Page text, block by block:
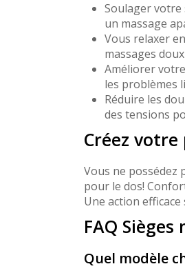
Soulager votre
un massage
Vous relaxer
massages
Améliorer
les problèmes
Réduire les
des tensions
Créez
Vous ne possédez
pour le dos!
Une action
FAQ
Quel modèle